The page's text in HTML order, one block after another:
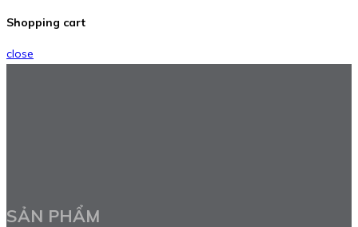
Shopping cart
close
SẢN PHẨM